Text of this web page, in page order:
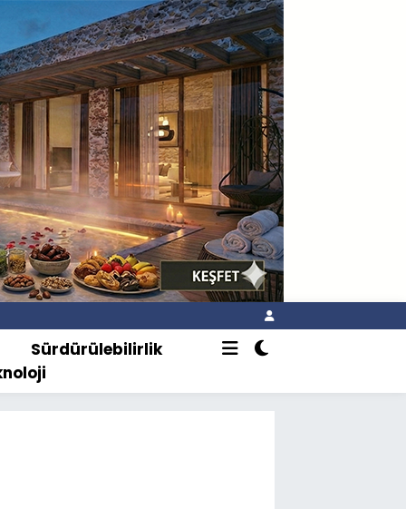
Sürdürülebilirlik